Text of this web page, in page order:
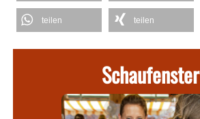
teilen teilen
Schaufenster